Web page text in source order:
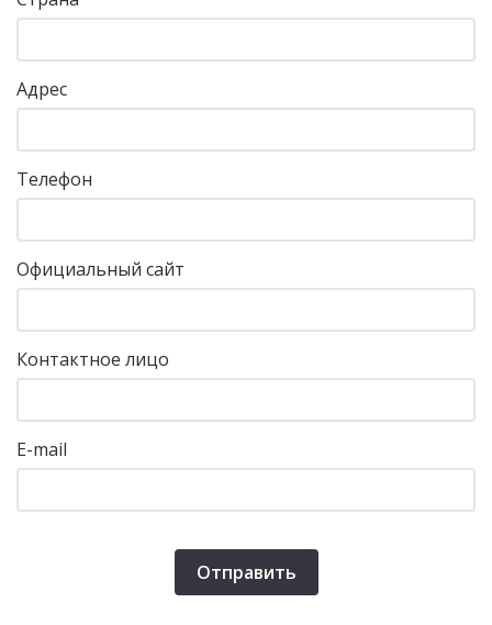
Адрес
Телефон
Официальный сайт
Контактное лицо
E-mail
Отправить